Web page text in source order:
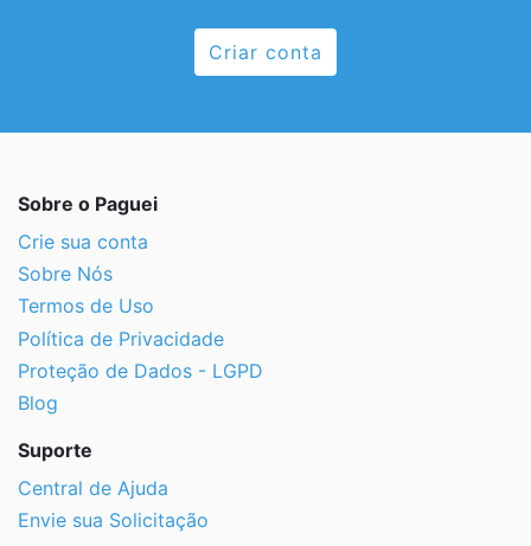
Criar conta
Sobre o Paguei
Crie sua conta
Sobre Nós
Termos de Uso
Política de Privacidade
Proteção de Dados - LGPD
Blog
Suporte
Central de Ajuda
Envie sua Solicitação